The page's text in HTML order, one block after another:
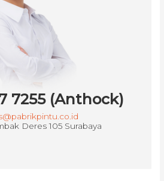
7255 (Anthock)
Deres 105 Surabaya